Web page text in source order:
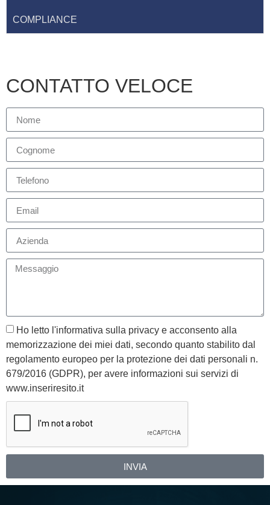
COMPLIANCE
CONTATTO VELOCE
Ho letto l'informativa sulla privacy e acconsento alla
memorizzazione dei miei dati, secondo quanto stabilito dal
regolamento europeo per la protezione dei dati personali n.
679/2016 (GDPR), per avere informazioni sui servizi di
www.inseriresito.it
INVIA
Alternative: